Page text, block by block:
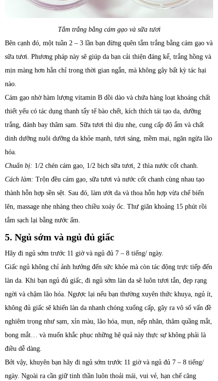
Tắm trắng bằng cám gạo và sữa tươi
Bên cạnh đó, một tuần 2 – 3 lần bạn đừng quên tắm trắng bằng cám gạo và
sữa tươi. Phương pháp này sẽ giúp da bạn cải thiện đáng kể, trắng hồng và
mịn màng hơn hẳn chỉ trong thời gian ngắn, mà không gây bất kỳ tác hại
nào.
Cám gạo nhờ hàm lượng vitamin B dồi dào và chứa hàng loạt khoáng chất
thiết yếu có tác dụng thanh tẩy tế bào chết, kích thích tái tạo da, dưỡng
trắng, đánh bay thâm sạm. Sữa tươi thì dịu nhẹ, cung cấp độ ẩm và chất
dinh dưỡng nuôi dưỡng da khỏe mạnh, tươi sáng, mềm mại, ngăn ngừa lão
hóa.
Chuẩn bị: 1/2 chén cám gạo, 1/2 bịch sữa tươi, 2 thìa nước cốt chanh.
Cách làm: Trộn đều cám gạo, sữa tươi và nước cốt chanh cùng nhau tạo
thành hỗn hợp sền sệt. Sau đó, làm ướt da và thoa hỗn hợp vừa chế biến
lên, massage nhẹ nhàng theo chiều xoáy ốc. Thư giãn khoảng 15 phút rồi
tắm sạch lại bằng nước ấm.
5. Ngủ sớm và ngủ đủ giấc
Hãy đi ngủ sớm trước 11 giờ và ngủ đủ 7 – 8 tiếng/ ngày.
Giấc ngủ không chỉ ảnh hưởng đến sức khỏe mà còn tác động trực tiếp đến
làn da. Khi bạn ngủ đủ giấc, đi ngủ sớm làn da sẽ luôn tươi tắn, đẹp rạng
ngời và chậm lão hóa. Ngược lại nếu bạn thường xuyên thức khuya, ngủ ít,
không đủ giấc sẽ khiến làn da nhanh chóng xuống cấp, gây ra vô số vấn đề
nghiêm trọng như sạm, xỉn màu, lão hóa, mụn, nếp nhăn, thâm quầng mắt,
bọng mắt… và muốn khắc phục những hệ quả này thực sự không phải là
điều dễ dàng.
Bởi vậy, khuyên bạn hãy đi ngủ sớm trước 11 giờ và ngủ đủ 7 – 8 tiếng/
ngày. Ngoài ra cần giữ tinh thần luôn thoải mái, vui vẻ, hạn chế căng